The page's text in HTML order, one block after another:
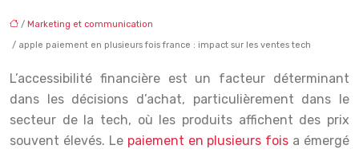
/ Marketing et communication
/ apple paiement en plusieurs fois france : impact sur les ventes tech
L’accessibilité financière est un facteur déterminant
dans les décisions d’achat, particulièrement dans le
secteur de la tech, où les produits affichent des prix
souvent élevés. Le paiement en plusieurs fois a émergé